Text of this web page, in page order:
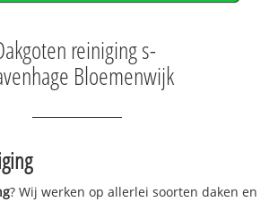
reiniging s-
Bloemenwijk
? Wij werken op allerlei soorten daken en